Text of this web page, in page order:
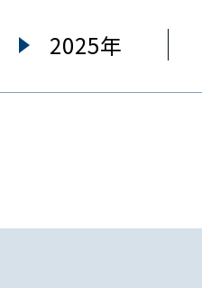
2025年